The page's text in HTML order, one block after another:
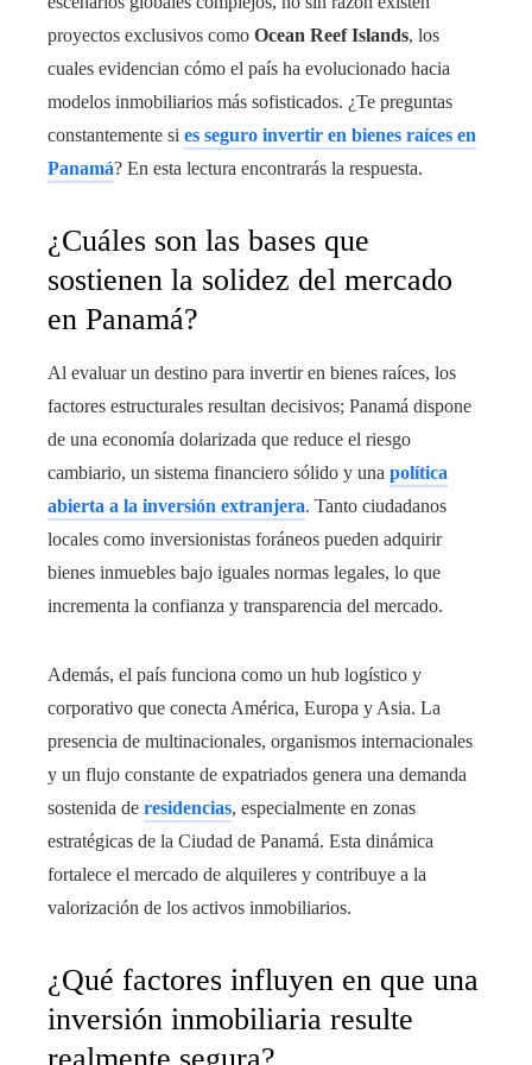
proyectos exclusivos como Ocean Reef Islands, los
cuales evidencian cómo el país ha evolucionado hacia
modelos inmobiliarios más sofisticados. ¿Te preguntas
constantemente si es seguro invertir en bienes raíces en
Panamá? En esta lectura encontrarás la respuesta.
¿Cuáles son las bases que
sostienen la solidez del mercado
en Panamá?
Al evaluar un destino para invertir en bienes raíces, los
factores estructurales resultan decisivos; Panamá dispone
de una economía dolarizada que reduce el riesgo
cambiario, un sistema financiero sólido y una política
abierta a la inversión extranjera. Tanto ciudadanos
locales como inversionistas foráneos pueden adquirir
bienes inmuebles bajo iguales normas legales, lo que
incrementa la confianza y transparencia del mercado.
Además, el país funciona como un hub logístico y
corporativo que conecta América, Europa y Asia. La
presencia de multinacionales, organismos internacionales
y un flujo constante de expatriados genera una demanda
sostenida de residencias, especialmente en zonas
estratégicas de la Ciudad de Panamá. Esta dinámica
fortalece el mercado de alquileres y contribuye a la
valorización de los activos inmobiliarios.
¿Qué factores influyen en que una
inversión inmobiliaria resulte